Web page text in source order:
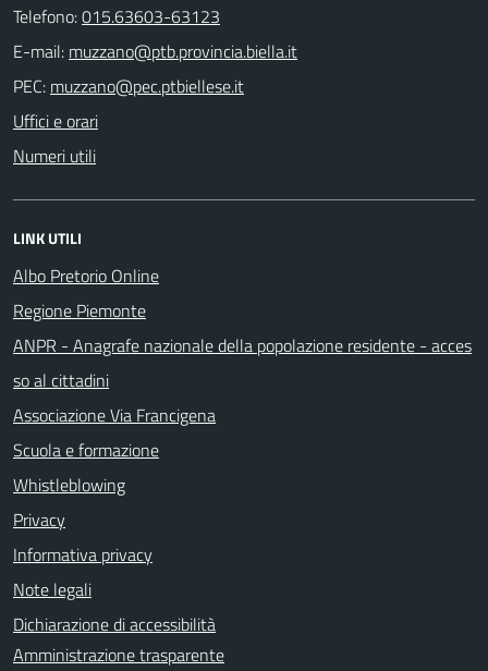
Telefono:015.63603-63123
E-mail:
PEC:
Uffici e orari
Numeri utili
LINK UTILI
Albo Pretorio Online
Regione Piemonte
ANPR - Anagrafe nazionale della popolazione residente - acces
so al cittadini
Associazione Via Francigena
Scuola e formazione
Whistleblowing
Privacy
Informativa privacy
Note legali
Dichiarazione di accessibilità
Amministrazione trasparente